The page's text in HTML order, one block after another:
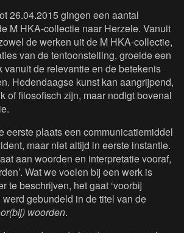
26.04.2015 gingen een aantal
M HKA-collectie naar Herzele. Vanuit
de werken uit de M HKA-collectie,
van de tentoonstelling, groeide een
vanuit de relevantie en de betekenis
Hedendaagse kunst kan aangrijpend,
of filosofisch zijn, maar nodigt bovenal
eerste plaats een communicatiemiddel
maar niet altijd in eerste instantie.
aan woorden en interpretatie vooraf,
Wat we voelen bij een werk is
te beschrijven, het gaat ‘voorbij
werd gebundeld in de titel van de
woorden.